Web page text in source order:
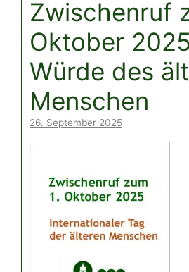
Zwischenruf
Oktober
Würde des
Menschen
26. September 2025